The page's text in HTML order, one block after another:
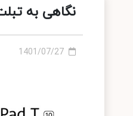
نگاهی به
1401/07/27